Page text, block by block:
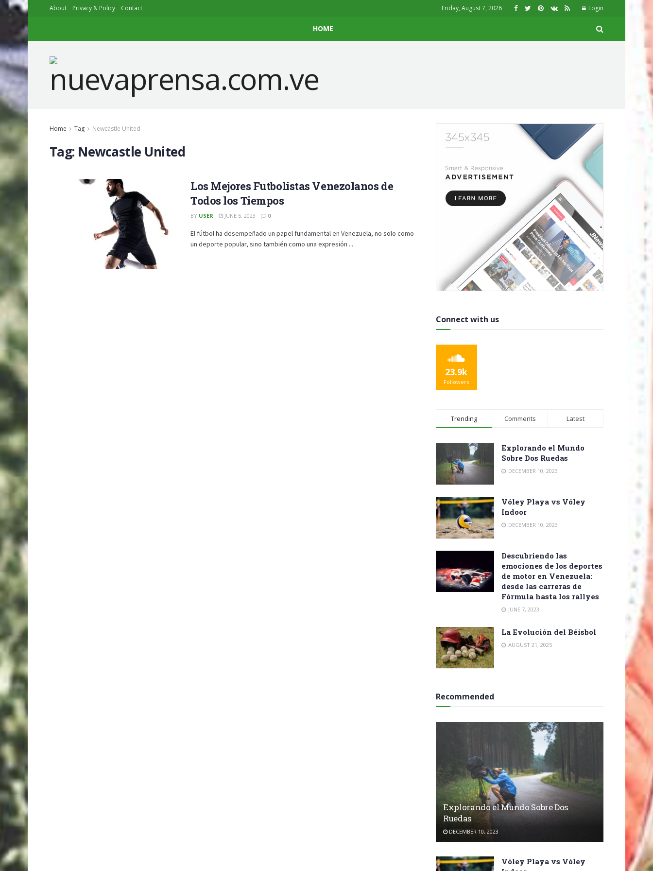
About Privacy & Policy Contact Friday, August 7, 2026 Login
HOME
Home Tag Newcastle United
Tag: Newcastle United
Los Mejores Futbolistas Venezolanos de
Todos los Tiempos
BY USER JUNE 5, 2023 0
El fútbol ha desempeñado un papel fundamental en Venezuela, no solo como
un deporte popular, sino también como una expresión ...
Connect with us
23.9k
Followers
Trending Comments Latest
Explorando el Mundo
Sobre Dos Ruedas
DECEMBER 10, 2023
Vóley Playa vs Vóley
Indoor
DECEMBER 10, 2023
Descubriendo las
emociones de los deportes
de motor en Venezuela:
desde las carreras de
Fórmula hasta los rallyes
JUNE 7, 2023
La Evolución del Béisbol
AUGUST 21, 2025
Recommended
Explorando el Mundo Sobre Dos
Ruedas
DECEMBER 10, 2023
Vóley Playa vs Vóley